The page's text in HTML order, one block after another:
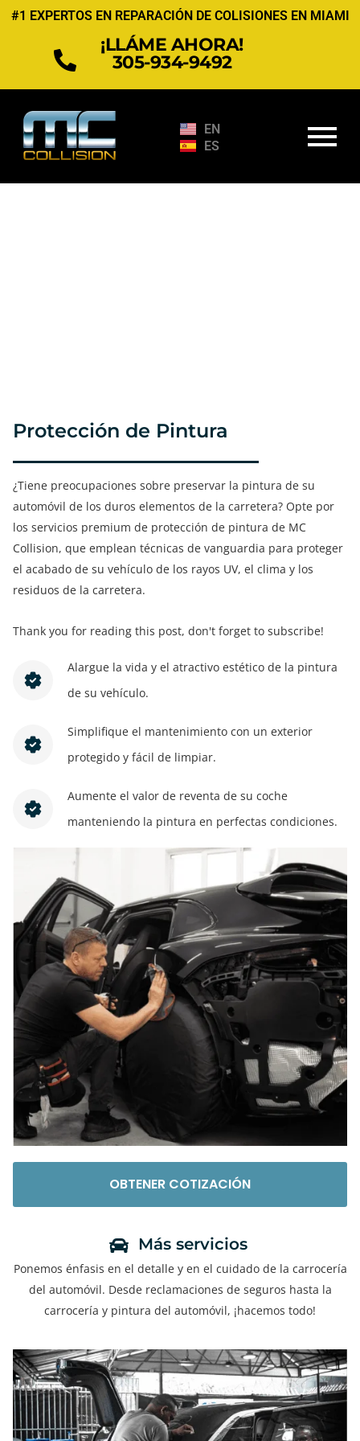
contenido
#1 EXPERTOS EN REPARACIÓN DE COLISIONES EN MIAMI
¡LLÁME AHORA!
305-934-9492
EN
ES
Protección de Pintura
¿Tiene preocupaciones sobre preservar la pintura de su
automóvil de los duros elementos de la carretera? Opte por
los servicios premium de protección de pintura de MC
Collision, que emplean técnicas de vanguardia para proteger
el acabado de su vehículo de los rayos UV, el clima y los
residuos de la carretera.
Thank you for reading this post, don't forget to subscribe!
Alargue la vida y el atractivo estético de la pintura
de su vehículo.
Simplifique el mantenimiento con un exterior
protegido y fácil de limpiar.
Aumente el valor de reventa de su coche
manteniendo la pintura en perfectas condiciones.
OBTENER COTIZACIÓN
Más servicios
Ponemos énfasis en el detalle y en el cuidado de la carrocería
del automóvil. Desde reclamaciones de seguros hasta la
carrocería y pintura del automóvil, ¡hacemos todo!